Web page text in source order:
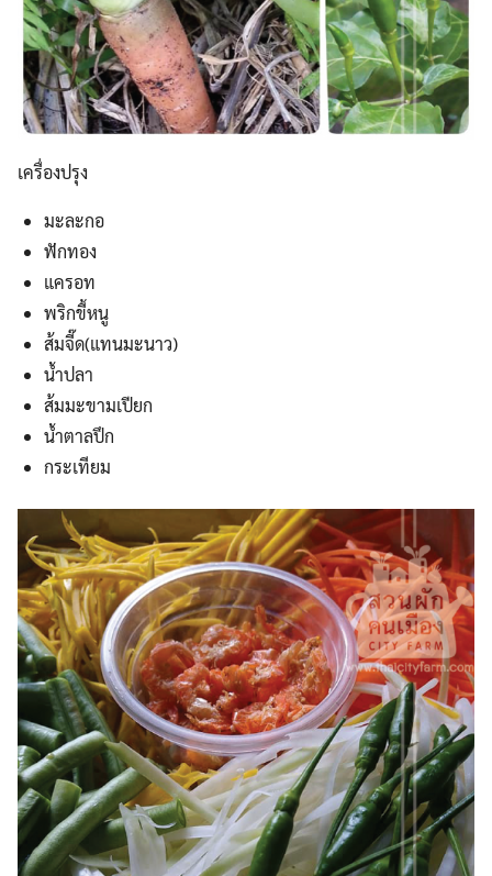
Search
for:
Search
เครื่องปรุง
มะละกอ
ฟักทอง
แครอท
พริกขี้หนู
ส้มจี๊ด(แทนมะนาว)
น้ำปลา
ส้มมะขามเปียก
น้ำตาลปึก
กระเทียม